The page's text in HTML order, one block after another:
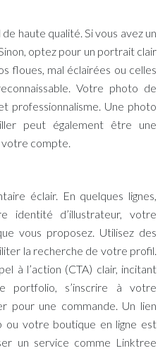
haute qualité. Si vous avez un
optez pour un portrait clair
floues, mal éclairées ou celles
Votre photo de
professionnalisme. Une photo
peut également être une
votre compte.
éclair. En quelques lignes,
identité d’illustrateur, votre
vous proposez. Utilisez des
la recherche de votre profil.
à l’action (CTA) clair, incitant
portfolio, s’inscrire à votre
pour une commande. Un lien
ou votre boutique en ligne est
un service comme Linktree